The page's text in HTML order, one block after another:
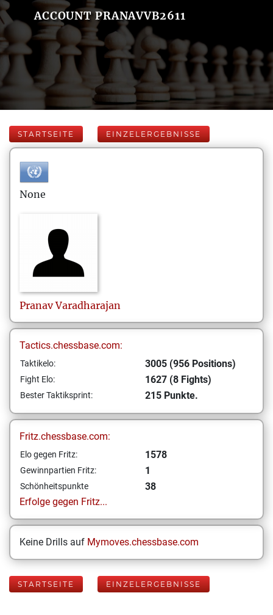
ACCOUNT PRANAVVB2611
STARTSEITE EINZELERGEBNISSE
None
Pranav Varadharajan
Tactics.chessbase.com:
Taktikelo: 3005 (956 Positions)
Fight Elo: 1627 (8 Fights)
Bester Taktiksprint: 215 Punkte.
Fritz.chessbase.com:
Elo gegen Fritz: 1578
Gewinnpartien Fritz: 1
Schönheitspunkte
38
Erfolge gegen Fritz...
Keine Drills auf Mymoves.chessbase.com
STARTSEITE EINZELERGEBNISSE